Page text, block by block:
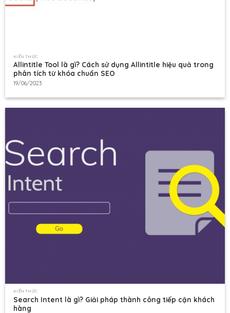
KIẾN THỨC
Allintitle Tool là gì? Cách sử dụng Allintitle hiệu quả trong
phân tích từ khóa chuẩn SEO
19/06/2023
KIẾN THỨC
Search Intent là gì? Giải pháp thành công tiếp cận khách
hàng